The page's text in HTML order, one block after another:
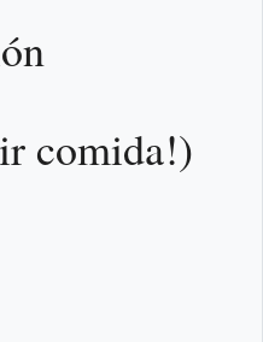
comida!)